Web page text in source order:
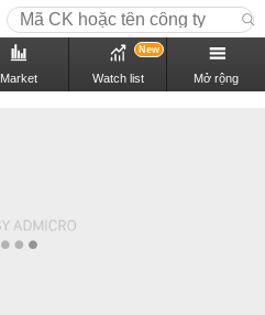
Market Watch list
New
Mở rộng